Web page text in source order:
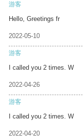
游客
Hello, Greetings fr
2022-05-10
游客
I called you 2 times. W
2022-04-26
游客
I called you 2 times. W
2022-04-20